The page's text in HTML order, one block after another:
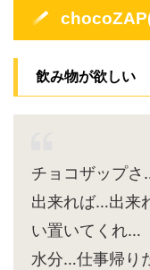
飲み物が欲しい
チョコザップ
出来れば…出来
い置いてくれ…
水分…仕事帰り